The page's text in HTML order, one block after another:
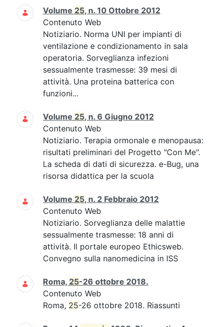
Volume 25, n. 10 Ottobre 2012
Contenuto Web
Notiziario. Norma UNI per impianti di
ventilazione e condizionamento in sala
operatoria. Sorveglianza infezioni
sessualmente trasmesse: 39 mesi di
attività. Una proteina batterica con
funzioni...
Volume 25, n. 6 Giugno 2012
Contenuto Web
Notiziario. Terapia ormonale e menopausa:
risultati preliminari del Progetto "Con Me".
La scheda di dati di sicurezza. e-Bug, una
risorsa didattica per la scuola
Volume 25, n. 2 Febbraio 2012
Contenuto Web
Notiziario. Sorveglianza delle malattie
sessualmente trasmesse: 18 anni di
attività. Il portale europeo Ethicsweb.
Convegno sulla nanomedicina in ISS
Roma, 25-26 ottobre 2018.
Contenuto Web
Roma, 25-26 ottobre 2018. Riassunti